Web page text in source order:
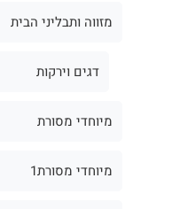
מזווה ותבליני הבית
דגים וירקות
מיוחדי מסורת
מיוחדי מסורת1